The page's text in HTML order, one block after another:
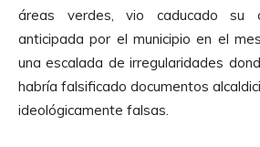
u
c
t
o
r
áreas verdes, vio caducado su
anticipada por el municipio en el
una escalada de irregularidades
habría falsificado documentos
ideológicamente falsas.